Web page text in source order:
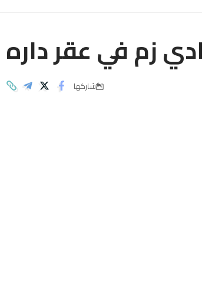
زم في عقر داره
شاركها
لصفر في اللقاء الذي جمعهما مساء اليوم الخميس،